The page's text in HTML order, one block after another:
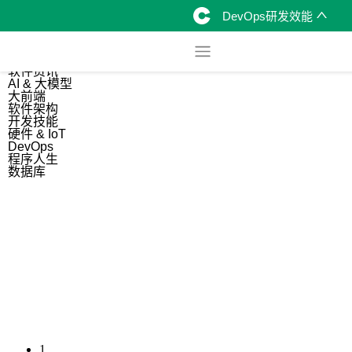
DevOps研发效能
软件资讯
AI & 大模型
大前端
软件架构
开发技能
硬件 & IoT
DevOps
程序人生
数据库
1